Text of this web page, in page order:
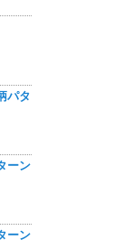
パタ
ーン
ーン